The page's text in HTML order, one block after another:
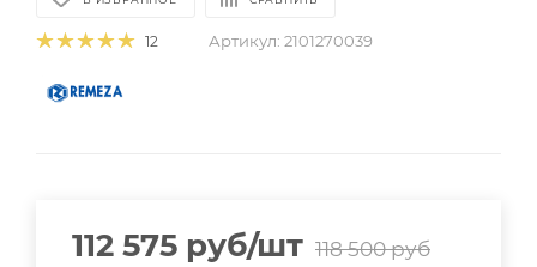
12 Артикул: 2101270039
112 575 руб/шт 118 500руб